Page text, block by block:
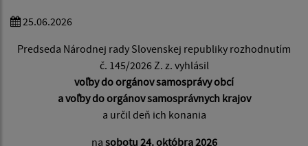
25.06.2026
Predseda Národnej rady Slovenskej republiky rozhodnutím
č. 145/2026 Z. z. vyhlásil
voľby do orgánov samosprávy obcí
a voľby do orgánov samosprávnych krajov
a určil deň ich konania
na sobotu 24. októbra 2026